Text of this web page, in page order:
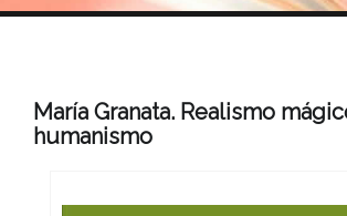
María Granata. Realismo
humanismo